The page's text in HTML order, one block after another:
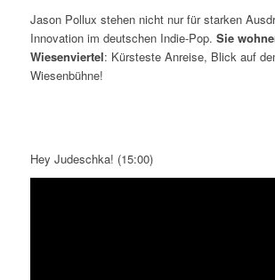
Jason Pollux stehen nicht nur für starken
Innovation im deutschen Indie-Pop. Sie
Wiesenviertel: Kürsteste Anreise, Blick auf
Wiesenbühne!
Hey Judeschka! (15:00)